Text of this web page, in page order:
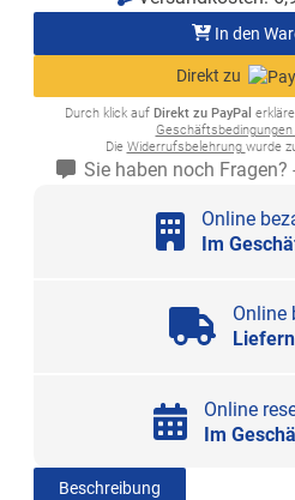
In den
Direkt zu
Durch klick auf Direkt zu PayPal
Geschäftsbedingungen
Die Widerrufsbelehrung wurde
Sie haben noch
Online
Im
Online
Online
Im
Beschreibung